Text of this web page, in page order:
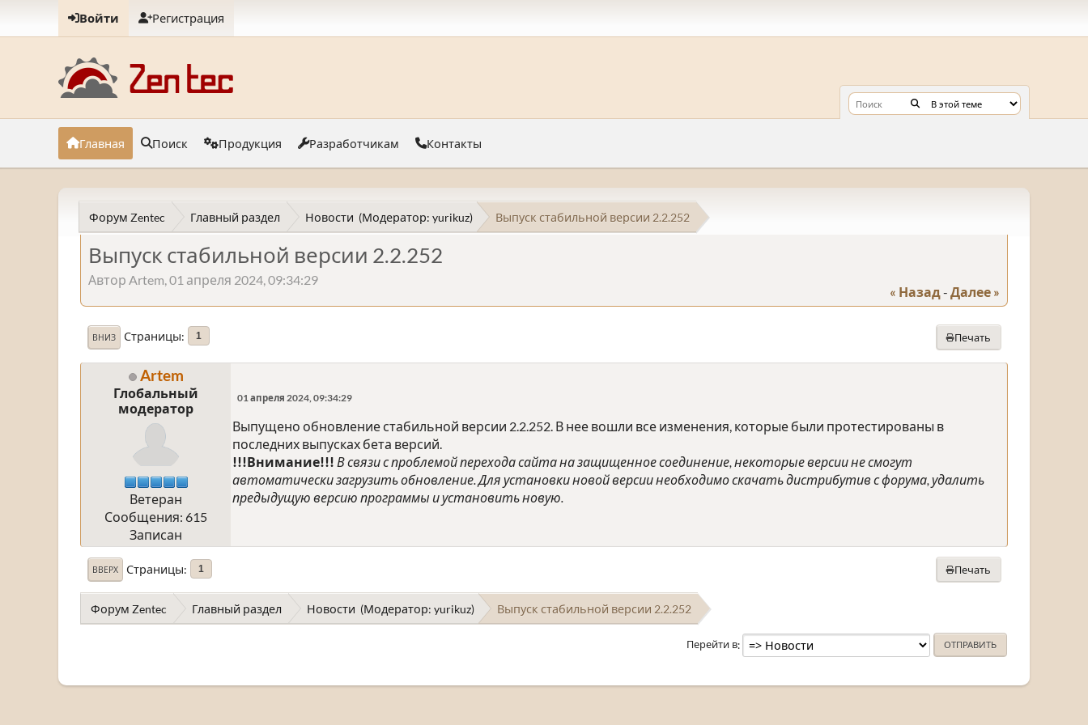
Войти Регистрация
Главная Поиск Продукция Разработчикам Контакты
Форум Zentec Главный раздел Новости (Модератор: yurikuz) Выпуск стабильной версии 2.2.252
Выпуск стабильной версии 2.2.252
Автор Artem, 01 апреля 2024, 09:34:29
« Назад - Далее »
Печать
ВНИЗ Страницы 1
Artem
Глобальный
модератор
Ветеран
Сообщения: 615
Записан
01 апреля 2024, 09:34:29
Выпущено обновление стабильной версии 2.2.252. В нее вошли все изменения, которые были протестированы в
последних выпусках бета версий.
!!!Внимание!!! В связи с проблемой перехода сайта на защищенное соединение, некоторые версии не смогут
автоматически загрузить обновление. Для установки новой версии необходимо скачать дистрибутив с форума, удалить
предыдущую версию программы и установить новую.
Печать
ВВЕРХ Страницы 1
Форум Zentec Главный раздел Новости (Модератор: yurikuz) Выпуск стабильной версии 2.2.252
Перейти в